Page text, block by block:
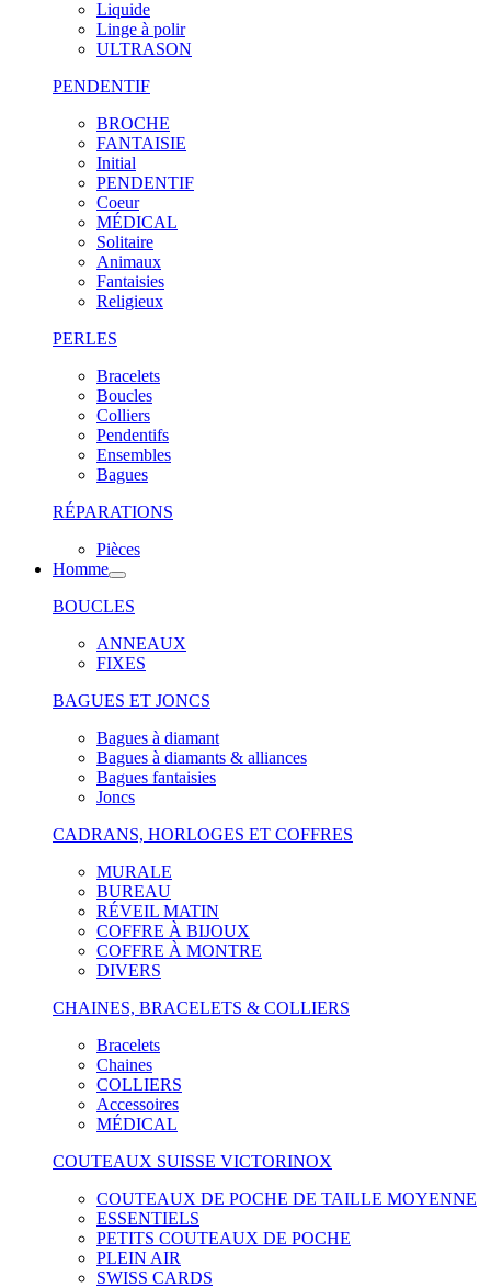
Liquide
Linge à polir
ULTRASON
PENDENTIF
BROCHE
FANTAISIE
Initial
PENDENTIF
Coeur
MÉDICAL
Solitaire
Animaux
Fantaisies
Religieux
PERLES
Bracelets
Boucles
Colliers
Pendentifs
Ensembles
Bagues
RÉPARATIONS
Pièces
Homme
BOUCLES
ANNEAUX
FIXES
BAGUES ET JONCS
Bagues à diamant
Bagues à diamants & alliances
Bagues fantaisies
Joncs
CADRANS, HORLOGES ET COFFRES
MURALE
BUREAU
RÉVEIL MATIN
COFFRE À BIJOUX
COFFRE À MONTRE
DIVERS
CHAINES, BRACELETS & COLLIERS
Bracelets
Chaines
COLLIERS
Accessoires
MÉDICAL
COUTEAUX SUISSE VICTORINOX
COUTEAUX DE POCHE DE TAILLE MOYENNE
ESSENTIELS
PETITS COUTEAUX DE POCHE
PLEIN AIR
SWISS CARDS